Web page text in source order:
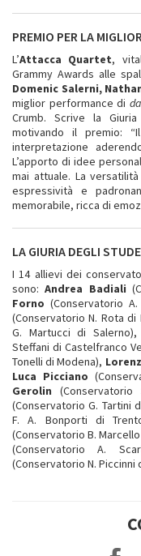
PREMIO PER LA
L’Attacca Quartet,
Grammy Awards alle
Domenic Salerni,
miglior performance di
Crumb. Scrive la
motivando il premio:
interpretazione
L’apporto di idee
mai attuale. La
espressività e
memorabile, ricca di
LA GIURIA DEGLI
I 14 allievi dei
sono:Andrea Badiali
Forno (Conservatorio
(Conservatorio N. Rota di
G. Martucci di Salerno),
Steffani di Castelfranco
Tonelli di Modena),
Luca Picciano
Gerolin
(Conservatorio G. Tartini
F. A. Bonporti di
(Conservatorio B.
(Conservatorio A.
(Conservatorio N. Piccinni